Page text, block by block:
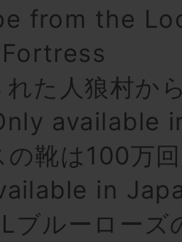
from the
れた人狼村か
available
の靴は100万
in
ブルーロー